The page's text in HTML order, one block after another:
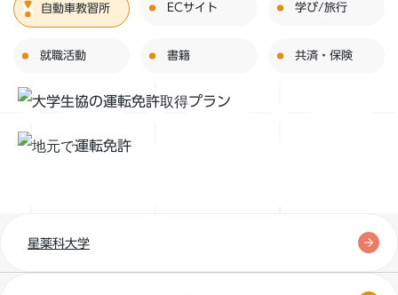
自動車教習所 ECサイト 学び/旅行
就職活動 書籍 共済・保険
星薬科大学